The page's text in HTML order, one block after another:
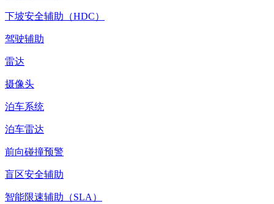
下坡安全辅助（HDC）
驾驶辅助
雷达
摄像头
泊车系统
泊车雷达
前向碰撞预警
盲区安全辅助
智能限速辅助（SLA）